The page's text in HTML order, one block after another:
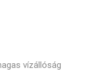
vízállóság